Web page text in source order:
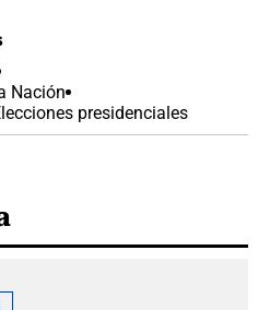
Nación
presidenciales